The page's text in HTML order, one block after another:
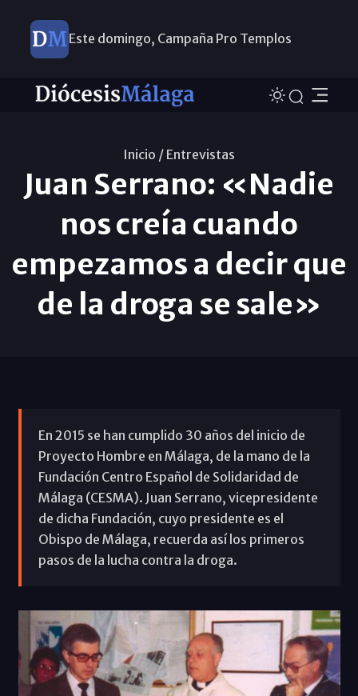
Este domingo, Campaña Pro Templos
Inicio / Entrevistas
Juan Serrano: «Nadie
nos creía cuando
empezamos a decir que
de la droga se sale»
En 2015 se han cumplido 30 años del inicio de
Proyecto Hombre en Málaga, de la mano de la
Fundación Centro Español de Solidaridad de
Málaga (CESMA). Juan Serrano, vicepresidente
de dicha Fundación, cuyo presidente es el
Obispo de Málaga, recuerda así los primeros
pasos de la lucha contra la droga.